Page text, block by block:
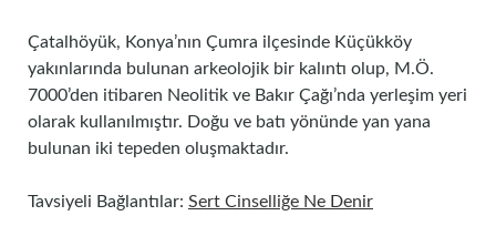
Çatalhöyük, Konya’nın Çumra ilçesinde Küçükköy
yakınlarında bulunan arkeolojik bir kalıntı olup, M.Ö.
7000’den itibaren Neolitik ve Bakır Çağı’nda yerleşim yeri
olarak kullanılmıştır. Doğu ve batı yönünde yan yana
bulunan iki tepeden oluşmaktadır.
Tavsiyeli Bağlantılar: Sert Cinselliğe Ne Denir